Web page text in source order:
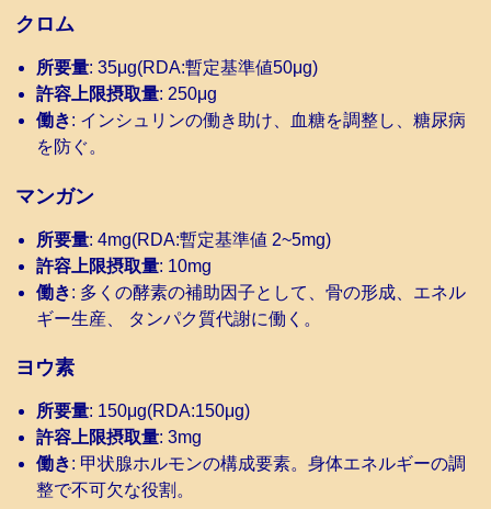
クロム
所要量: 35μg(RDA:暫定基準値50μg)
許容上限摂取量: 250μg
働き: インシュリンの働き助け、血糖を調整し、糖尿病
を防ぐ。
マンガン
所要量: 4mg(RDA:暫定基準値 2~5mg)
許容上限摂取量: 10mg
働き: 多くの酵素の補助因子として、骨の形成、エネル
ギー生産、 タンパク質代謝に働く。
ヨウ素
所要量: 150μg(RDA:150μg)
許容上限摂取量: 3mg
働き: 甲状腺ホルモンの構成要素。身体エネルギーの調
整で不可欠な役割。